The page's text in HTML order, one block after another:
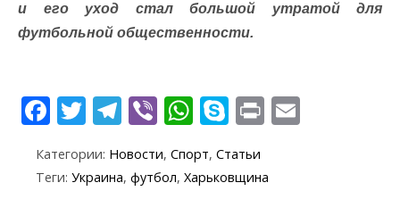
и его уход стал большой утратой для
футбольной общественности.
F
e
T
itt
er
T
e
gr
Vi
er
W
at
s
S
y
p
Pr
t
Категории: Новости, Спорт, Статьи
Теги: Украина, футбол, Харьковщина